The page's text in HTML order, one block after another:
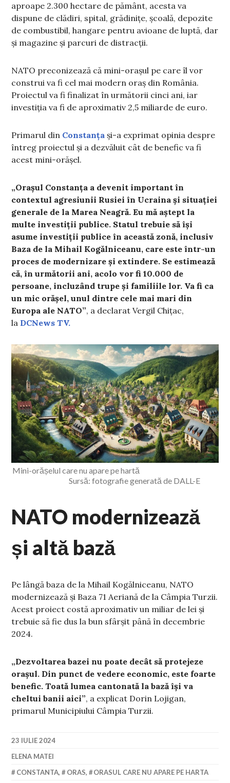
aproape 2.300 hectare de pământ, acesta va
dispune de clădiri, spital, grădinițe, școală, depozite
de combustibil, hangare pentru avioane de luptă, dar
și magazine și parcuri de distracții.
NATO preconizează că mini-orașul pe care îl vor
construi va fi cel mai modern oraș din România.
Proiectul va fi finalizat în următorii cinci ani, iar
investiția va fi de aproximativ 2,5 miliarde de euro.
Primarul din Constanța și-a exprimat opinia despre
întreg proiectul și a dezvăluit cât de benefic va fi
acest mini-orășel.
„Orașul Constanța a devenit important în
contextul agresiunii Rusiei în Ucraina și situației
generale de la Marea Neagră. Eu mă aștept la
multe investiții publice. Statul trebuie să își
asume investiții publice în această zonă, inclusiv
Baza de la Mihail Kogălniceanu, care este într-un
proces de modernizare și extindere. Se estimează
că, în următorii ani, acolo vor fi 10.000 de
persoane, incluzând trupe și familiile lor. Va fi ca
un mic orășel, unul dintre cele mai mari din
Europa ale NATO”, a declarat Vergil Chițac,
la DCNews TV.
Mini-orășelul care nu apare pe hartă
Sursă: fotografie generată de DALL-E
NATO modernizează
și altă bază
Pe lângă baza de la Mihail Kogălniceanu, NATO
modernizează și Baza 71 Aeriană de la Câmpia Turzii.
Acest proiect costă aproximativ un miliar de lei și
trebuie să fie dus la bun sfârșit până în decembrie
2024.
„Dezvoltarea bazei nu poate decât să protejeze
orașul. Din punct de vedere economic, este foarte
benefic. Toată lumea cantonată la bază își va
cheltui banii aici”, a explicat Dorin Lojigan,
primarul Municipiului Câmpia Turzii.
23 IULIE 2024
ELENA MATEI
CONSTANTA, ORAS, ORASUL CARE NU APARE PE HARTA